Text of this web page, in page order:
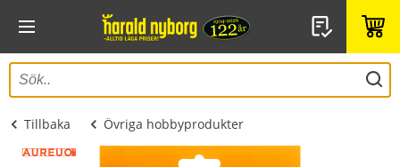
Tillbaka Övriga hobbyprodukter